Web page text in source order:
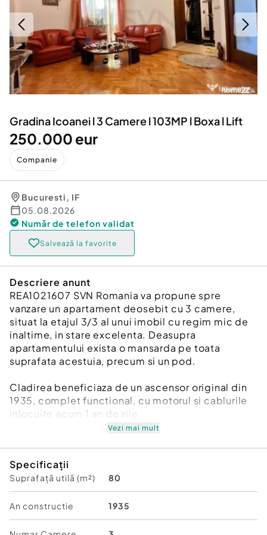
Servicii
Animale de companie
Afaceri și echipamente profesionale
Inchiriere Bunuri si Vehicule
Utilaje agricole si industriale
Piese auto si accesorii
Dacia Duster
Gradina Icoanei l 3 Camere l 103MP l Boxa l Lift
250.000 eur
Companie
Bucuresti, IF
05.08.2026
Număr de telefon validat
Salvează la favorite
Descriere anunt
REA1021607 SVN Romania va propune spre
vanzare un apartament deosebit cu 3 camere,
situat la etajul 3/3 al unui imobil cu regim mic de
inaltime, in stare excelenta. Deasupra
apartamentului exista o mansarda pe toata
suprafata acestuia, precum si un pod.
Cladirea beneficiaza de un ascensor original din
1935, complet functional, cu motorul si cablurile
inlocuite acum 1 an de zile.
instalatiile sanitare complet schimbate,
geamuri si pereti refacuti cu lavabila,
parchet si tocurile usilor originale, dar
reconditionate,
centrala termica,
Vezi mai mult
Specificații
Suprafață utilă (m²) 80
An constructie 1935